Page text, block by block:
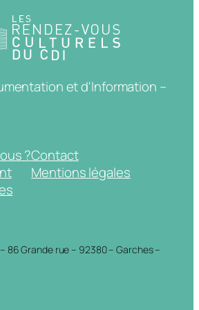
et d'Information –
?Contact
Mentions légales
86 Grande rue – 92380 – Garches –